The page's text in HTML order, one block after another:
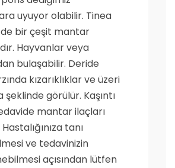
uyuyor olabilir. Tinea
bir çeşit mantar
Hayvanlar veya
bulaşabilir. Deride
kızarıklıklar ve üzeri
şeklinde görülür. Kaşıntı
mantar ilaçları
Hastalığınıza tanı
ve tedavinizin
açısından lütfen